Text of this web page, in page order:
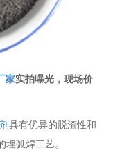
家实拍曝光，现场价
具有优异的脱渣性和
弧焊工艺。